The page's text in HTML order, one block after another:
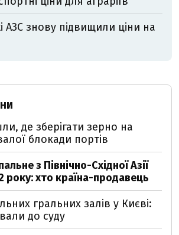
АЗС знову підвищили ціни на
де зберігати зерно на
блокади портів
з Північно-Східної Азії
року: хто країна-продавець
гральних залів у Києві:
до суду